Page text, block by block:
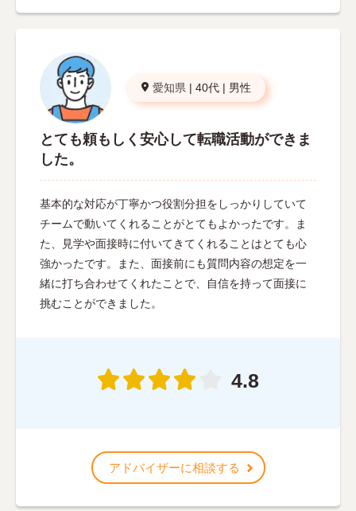
愛知県 | 40代 | 男性
とても頼もしく安心して転職活動ができま
した。
基本的な対応が丁寧かつ役割分担をしっかりしていて
チームで動いてくれることがとてもよかったです。ま
た、見学や面接時に付いてきてくれることはとても心
強かったです。また、面接前にも質問内容の想定を一
緒に打ち合わせてくれたことで、自信を持って面接に
挑むことができました。
4.8
アドバイザーに相談する